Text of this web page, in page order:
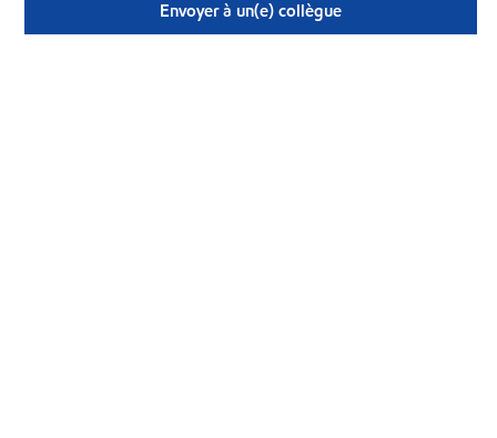
Envoyer à un(e) collègue